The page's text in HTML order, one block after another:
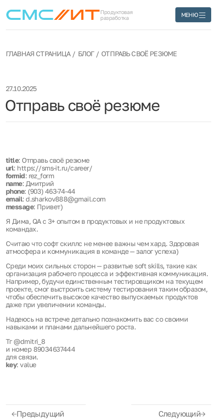
Продуктовая
разработка
МЕНЮ
ГЛАВНАЯ СТРАНИЦА БЛОГ ОТПРАВЬ СВОЁ РЕЗЮМЕ
Отправь своё резюме
27.10.2025
title: Отправь своё резюме
url: https://sms-it.ru/career/
formid: rez_form
name: Дмитрий
phone: (903) 463-74-44
email: d.sharkov888@gmail.com
message: Привет)
Я Дима, QA с 3+ опытом в продуктовых и не продуктовых
командах.
Считаю что софт скиллс не менее важны чем хард. Здоровая
атмосфера и коммуникация в команде — залог успеха)
Среди моих сильных сторон — развитые soft skills, такие как
организация рабочего процесса и эффективная коммуникация.
Например, будучи единственным тестировщиком на текущем
проекте, смог выстроить систему тестирования таким образом,
чтобы обеспечить высокое качество выпускаемых продуктов
даже при увеличении команды.
Надеюсь на встрече детально познакомить вас со своими
навыками и планами дальнейшего роста.
Тг @dmitri_8
и номер 89034637444
для связи.
key: value
Предыдущий Следующий